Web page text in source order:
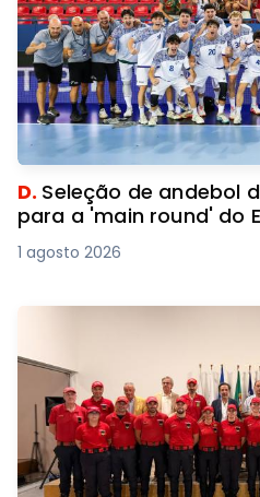
D. Seleção de andebol
para a 'main round' do
1 agosto 2026